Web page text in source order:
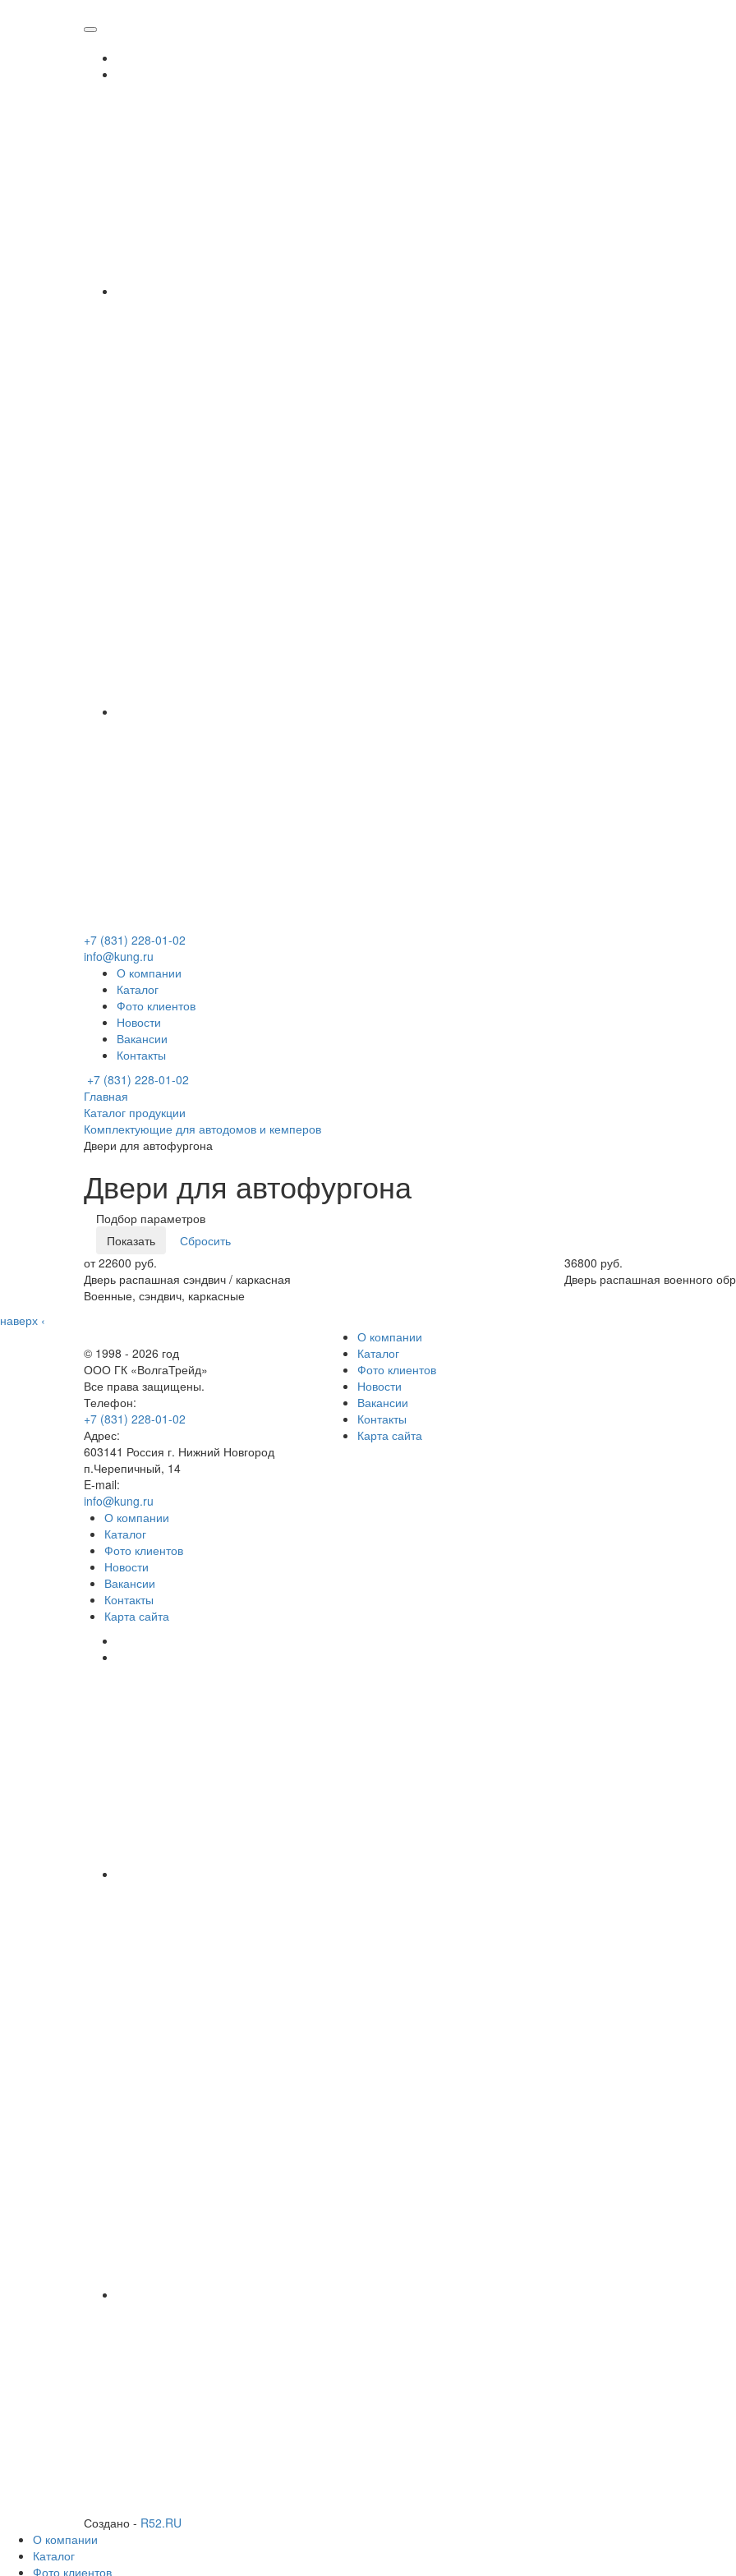
+7 (831) 228-01-02
info@kung.ru
О компании
Каталог
Фото клиентов
Новости
Вакансии
Контакты
+7 (831) 228-01-02
Главная
Каталог продукции
Комплектующие для автодомов и кемперов
Двери для автофургона
Двери для автофургона
Подбор параметров
от 22600 руб.
Дверь распашная сэндвич / каркасная
36800 руб.
Дверь распашная военного
Военные, сэндвич, каркасные
наверх ‹
© 1998 - 2026 год
ООО ГК «ВолгаТрейд»
Все права защищены.
Телефон:
+7 (831) 228-01-02
Адрес:
603141 Россия г. Нижний Новгород
п.Черепичный, 14
E-mail:
info@kung.ru
О компании
Каталог
Фото клиентов
Новости
Вакансии
Контакты
Карта сайта
О компании
Каталог
Фото клиентов
Новости
Вакансии
Контакты
Карта сайта
Создано - R52.RU
О компании
Каталог
Фото клиентов